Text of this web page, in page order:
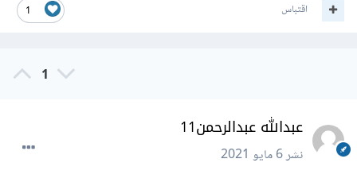
1 اقتباس
1
عبدالله عبدالرحمن11
نشر6 مايو 2021